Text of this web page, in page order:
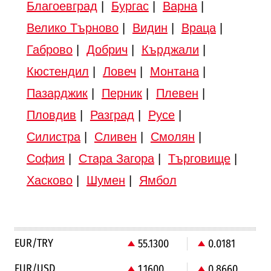
Благоевград Бургас| Варна|
Велико Търново| Видин Враца|
Габрово| Добрич Кърджали
Кюстендил
Ловеч Монтана|
Пазарджик| Перник| Плевен
Пловдив
Разград Русе|
Силистра| Сливен Смолян
София
Стара Загора| Търговище|
Хасково| Шумен Ямбол
EUR/TRY 55.1300
0.0181